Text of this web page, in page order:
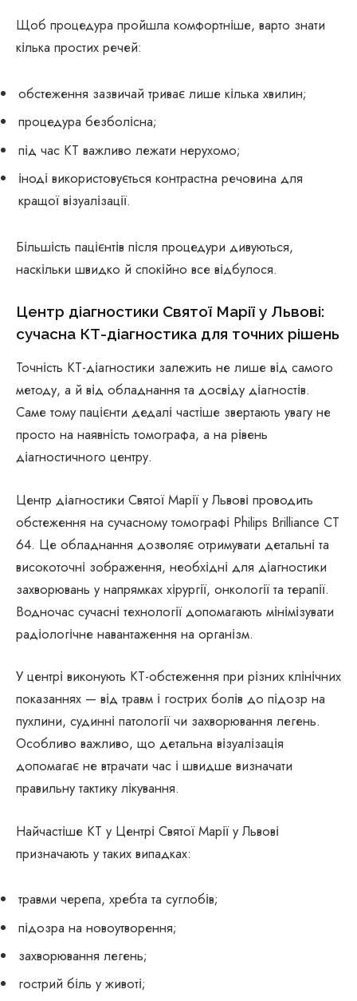
Щоб процедура пройшла комфортніше, варто знати
кілька простих речей:
обстеження зазвичай триває лише кілька хвилин;
процедура безболісна;
під час КТ важливо лежати нерухомо;
іноді використовується контрастна речовина для
кращої візуалізації.
Більшість пацієнтів після процедури дивуються,
наскільки швидко й спокійно все відбулося.
Центр діагностики Святої Марії у Львові:
сучасна КТ-діагностика для точних рішень
Точність КТ-діагностики залежить не лише від самого
методу, а й від обладнання та досвіду діагностів.
Саме тому пацієнти дедалі частіше звертають увагу не
просто на наявність томографа, а на рівень
діагностичного центру.
Центр діагностики Святої Марії у Львові проводить
обстеження на сучасному томографі Philips Brilliance CT
64. Це обладнання дозволяє отримувати детальні та
високоточні зображення, необхідні для діагностики
захворювань у напрямках хірургії, онкології та терапії.
Водночас сучасні технології допомагають мінімізувати
радіологічне навантаження на організм.
У центрі виконують КТ-обстеження при різних клінічних
показаннях — від травм і гострих болів до підозр на
пухлини, судинні патології чи захворювання легень.
Особливо важливо, що детальна візуалізація
допомагає не втрачати час і швидше визначати
правильну тактику лікування.
Найчастіше КТ у Центрі Святої Марії у Львові
призначають у таких випадках:
травми черепа, хребта та суглобів;
підозра на новоутворення;
захворювання легень;
гострий біль у животі;